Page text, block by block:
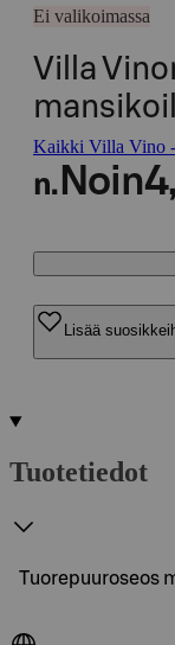
Ei valikoimassa
Villa
Kaikki Villa Vino
n. Noin
Lisää
Tuotetiedot
Tuorepuuroseos